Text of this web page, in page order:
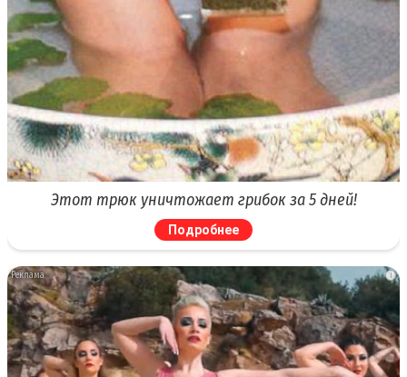
Этот трюк уничтожает грибок за 5 дней!
Подробнее
i